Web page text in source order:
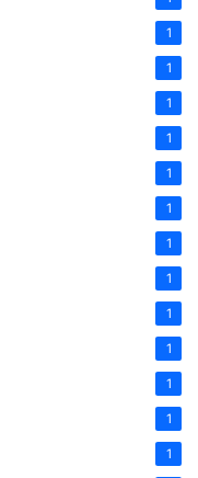
1
1
1
1
1
1
1
1
1
1
1
1
1